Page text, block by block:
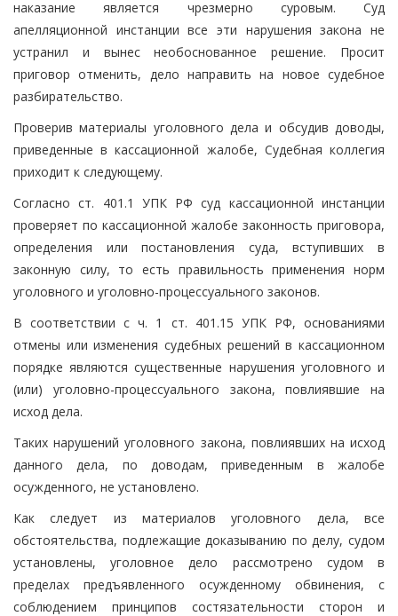
наказание является чрезмерно суровым. Суд
апелляционной инстанции все эти нарушения закона не
устранил и вынес необоснованное решение. Просит
приговор отменить, дело направить на новое судебное
разбирательство.
Проверив материалы уголовного дела и обсудив доводы,
приведенные в кассационной жалобе, Судебная коллегия
приходит к следующему.
Согласно ст. 401.1 УПК РФ суд кассационной инстанции
проверяет по кассационной жалобе законность приговора,
определения или постановления суда, вступивших в
законную силу, то есть правильность применения норм
уголовного и уголовно-процессуального законов.
В соответствии с ч. 1 ст. 401.15 УПК РФ, основаниями
отмены или изменения судебных решений в кассационном
порядке являются существенные нарушения уголовного и
(или) уголовно-процессуального закона, повлиявшие на
исход дела.
Таких нарушений уголовного закона, повлиявших на исход
данного дела, по доводам, приведенным в жалобе
осужденного, не установлено.
Как следует из материалов уголовного дела, все
обстоятельства, подлежащие доказыванию по делу, судом
установлены, уголовное дело рассмотрено судом в
пределах предъявленного осужденному обвинения, с
соблюдением принципов состязательности сторон и